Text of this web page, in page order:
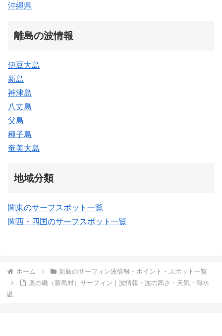
沖縄県
離島の波情報
伊豆大島
新島
神津島
八丈島
父島
種子島
奄美大島
地域分類
関東のサーフスポット一覧
関西・四国のサーフスポット一覧
ホーム
新島のサーフィン波情報・ポイント・スポット一覧
奥の磯（新島村）サーフィン｜波情報・波の高さ・天気・海水
温